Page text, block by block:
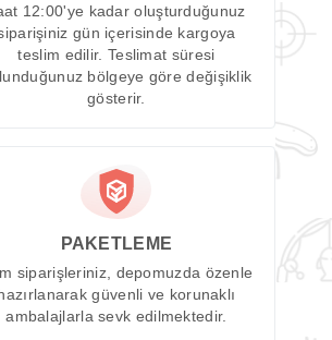
12:00'ye kadar oluşturduğunuz
gün içerisinde kargoya
teslim edilir. Teslimat süresi
bölgeye göre değişiklik
gösterir.
PAKETLEME
siparişleriniz, depomuzda özenle
hazırlanarak güvenli ve korunaklı
ambalajlarla sevk edilmektedir.